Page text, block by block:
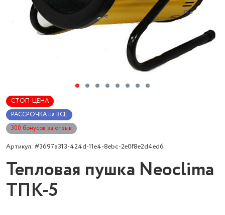
СТОП-ЦЕНА
РАССРОЧКА на ВСЁ
300 бонусов за отзыв
Артикул: #3697a313-424d-11e4-8ebc-2e0f8e2d4ed6
Тепловая пушка Neoclima
ТПК-5